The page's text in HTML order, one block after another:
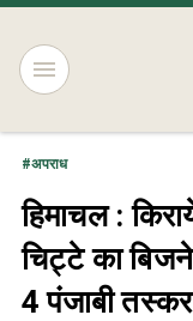
#अपराध
हिमाचल :
चिट्टे का
4 पंजाबी तस्कर